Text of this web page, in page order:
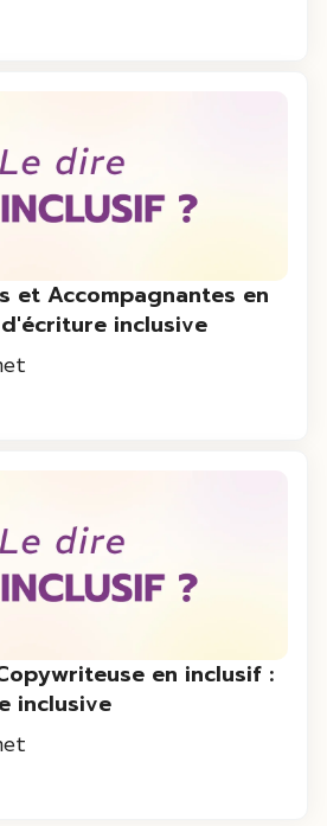
et Accompagnantes en
inclusive
en inclusif :
inclusive